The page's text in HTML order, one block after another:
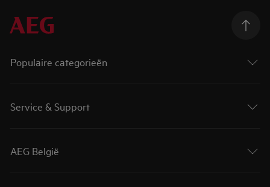
Populaire categorieën
Service & Support
AEG België